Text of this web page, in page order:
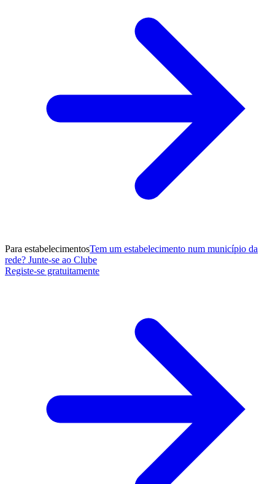
Para estabelecimentosTem um estabelecimento num município da
rede? Junte-se ao Clube
Registe-se gratuitamente